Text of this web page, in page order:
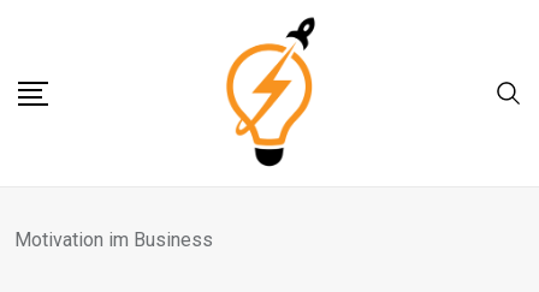
content
Motivation im Business